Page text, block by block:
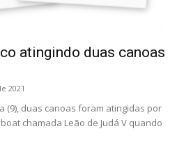
atingindo duas canoas
2021
(9), duas canoas foram atingidas por
chamada Leão de Judá V quando